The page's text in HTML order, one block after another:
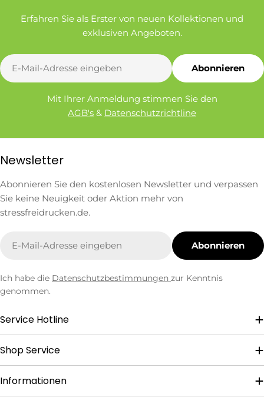
Erfahren Sie als Erster von neuen Kollektionen und
exklusiven Angeboten.
E-
Mail
Abonnieren
Mit Ihrer Anmeldung stimmen Sie den
AGB's & Datenschutzrichtline
Service Hotline
Shop Service
Informationen
Newsletter
Abonnieren Sie den kostenlosen Newsletter und verpassen
Sie keine Neuigkeit oder Aktion mehr von
stressfreidrucken.de.
Mail
Abonnieren
Ich habe die Datenschutzbestimmungen zur Kenntnis
genommen.